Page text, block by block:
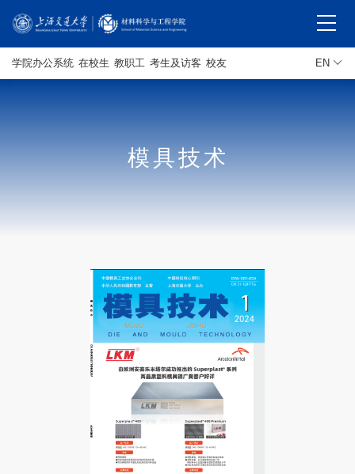
学院办公系统 在校生 教职工 考生及访客 校友 EN
模具技术